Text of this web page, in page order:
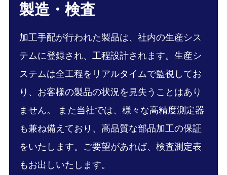
製造・検査
加工手配が行われた製品は、社内の生産シス
テムに登録され、工程設計されます。生産シ
ステムは全工程をリアルタイムで監視してお
り、お客様の製品の状況を見失うことはあり
ません。 また当社では、様々な高精度測定器
も兼ね備えており、高品質な部品加工の保証
をいたします。ご要望があれば、検査測定表
もお出しいたします。